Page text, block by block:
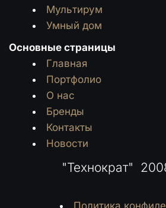
Мультирум
Умный дом
Основные страницы
Главная
Портфолио
О нас
Бренды
Контакты
Новости
"Технократ"
Политика